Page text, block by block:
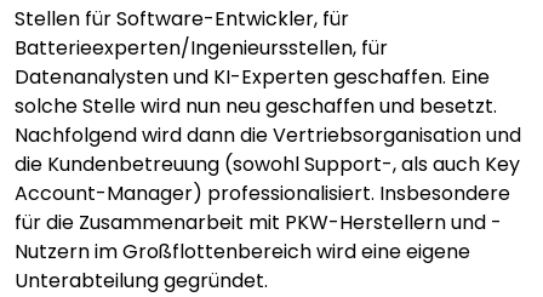
Stellen für Software-Entwickler, für
Batterieexperten/Ingenieursstellen, für
Datenanalysten und KI-Experten geschaffen. Eine
solche Stelle wird nun neu geschaffen und besetzt.
Nachfolgend wird dann die Vertriebsorganisation und
die Kundenbetreuung (sowohl Support-, als auch Key
Account-Manager) professionalisiert. Insbesondere
für die Zusammenarbeit mit PKW-Herstellern und -
Nutzern im Großflottenbereich wird eine eigene
Unterabteilung gegründet.